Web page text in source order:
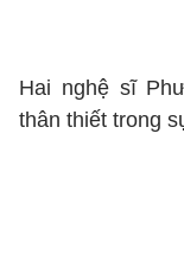
Hai nghệ sĩ
thân thiết trong